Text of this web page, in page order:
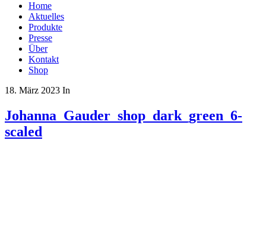
Home
Aktuelles
Produkte
Presse
Über
Kontakt
Shop
18. März 2023 In
Johanna_Gauder_shop_dark_green_6-
scaled